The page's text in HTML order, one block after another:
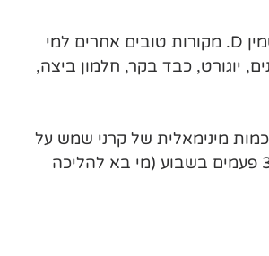
כף שמן כבד דגים מספקת 1360 יחידות בינלאומיות של ויטמין D. מקורות טובים אחרים למי
יוגורט, כבד בקר, חלמון ביצה,
מינימאלית של קרני שמש על
מנת לייצר את הוויטמין. נסו לצאת לשמש ל- 15-20 דקות, 3 פעמים בשבוע (מי בא להליכה